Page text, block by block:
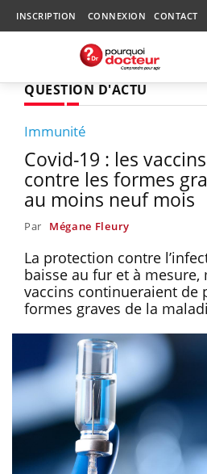
INSCRIPTION CONNEXION CONTACT
QUESTION D'ACTU
Immunité
Covid-19 : les
contre les formes
au moins neuf mois
Par Mégane Fleury
La protection contre
baisse au fur et à
vaccins continueraient de
formes graves de la